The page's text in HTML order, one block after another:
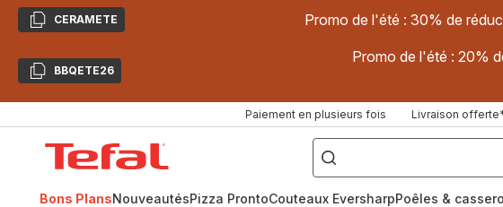
CopierCERAMETE Promo de l'été : 30% de
CopierBBQETE26
Promo de l'été : 20%
Paiement en plusieurs fois Livraison
["Poêles
inox,
Cake
Factory,
Bons PlansNouveautésPizza ProntoCouteaux EversharpPoêles &